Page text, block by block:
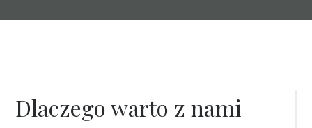
Dlaczego warto z nami